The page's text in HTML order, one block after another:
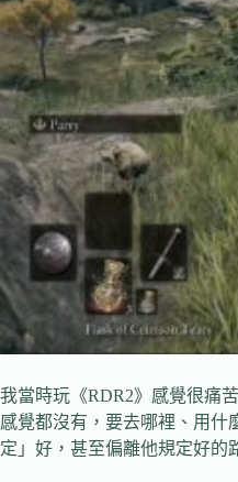
我當時玩《RDR2》感覺很痛
感覺都沒有，要去哪裡、用什
定」好，甚至偏離他規定好的